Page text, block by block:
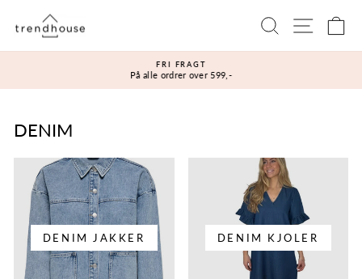
indhold
Søg
Sæt
diasshow
FRI FRAGT
På alle ordrer over 599,-
DENIM
DENIM JAKKER DENIM KJOLER